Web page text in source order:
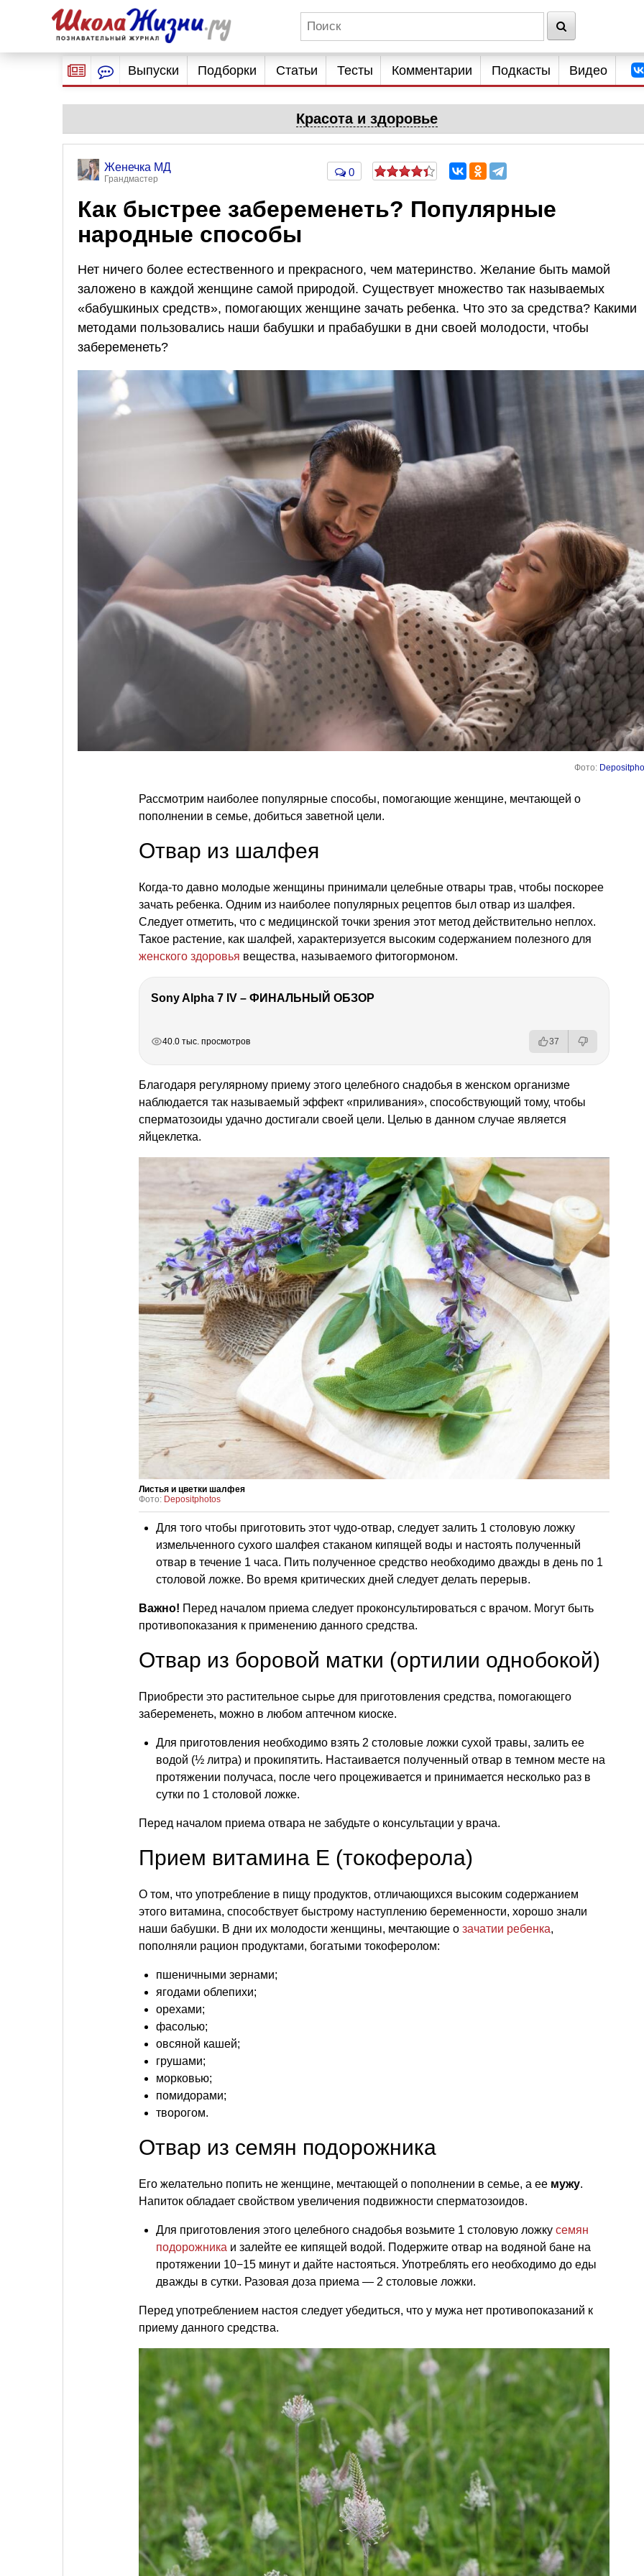
Выпуски Подборки Статьи Тесты Комментарии Подкасты Видео
Красота и здоровье
Женечка МД
Грандмастер
0
Как быстрее забеременеть? Популярные
народные способы
Нет ничего более естественного и прекрасного, чем материнство. Желание быть мамой
заложено в каждой женщине самой природой. Существует множество так называемых
«бабушкиных средств», помогающих женщине зачать ребенка. Что это за средства? Какими
методами пользовались наши бабушки и прабабушки в дни своей молодости, чтобы
забеременеть?
Фото:
Рассмотрим наиболее популярные способы, помогающие женщине, мечтающей о
пополнении в семье, добиться заветной цели.
Отвар из шалфея
Когда-то давно молодые женщины принимали целебные отвары трав, чтобы поскорее
зачать ребенка. Одним из наиболее популярных рецептов был отвар из шалфея.
Следует отметить, что с медицинской точки зрения этот метод действительно неплох.
Такое растение, как шалфей, характеризуется высоким содержанием полезного для
женского здоровья вещества, называемого фитогормоном.
Sony Alpha 7 IV – ФИНАЛЬНЫЙ ОБЗОР
40.0 тыс. просмотров 37
Благодаря регулярному приему этого целебного снадобья в женском организме
наблюдается так называемый эффект «приливания», способствующий тому, чтобы
сперматозоиды удачно достигали своей цели. Целью в данном случае является
яйцеклетка.
Листья и цветки шалфея
Фото: Depositphotos
Для того чтобы приготовить этот чудо-отвар, следует залить 1 столовую ложку
измельченного сухого шалфея стаканом кипящей воды и настоять полученный
отвар в течение 1 часа. Пить полученное средство необходимо дважды в день по 1
столовой ложке. Во время критических дней следует делать перерыв.
Важно! Перед началом приема следует проконсультироваться с врачом. Могут быть
противопоказания к применению данного средства.
Отвар из боровой матки (ортилии однобокой)
Приобрести это растительное сырье для приготовления средства, помогающего
забеременеть, можно в любом аптечном киоске.
Для приготовления необходимо взять 2 столовые ложки сухой травы, залить ее
водой (½ литра) и прокипятить. Настаивается полученный отвар в темном месте на
протяжении получаса, после чего процеживается и принимается несколько раз в
сутки по 1 столовой ложке.
Перед началом приема отвара не забудьте о консультации у врача.
Прием витамина Е (токоферола)
О том, что употребление в пищу продуктов, отличающихся высоким содержанием
этого витамина, способствует быстрому наступлению беременности, хорошо знали
наши бабушки. В дни их молодости женщины, мечтающие о зачатии ребенка,
пополняли рацион продуктами, богатыми токоферолом:
пшеничными зернами;
ягодами облепихи;
орехами;
фасолью;
овсяной кашей;
грушами;
морковью;
помидорами;
творогом.
Отвар из семян подорожника
Его желательно попить не женщине, мечтающей о пополнении в семье, а ее мужу.
Напиток обладает свойством увеличения подвижности сперматозоидов.
Для приготовления этого целебного снадобья возьмите 1 столовую ложку семян
подорожника и залейте ее кипящей водой. Подержите отвар на водяной бане на
протяжении 10−15 минут и дайте настояться. Употреблять его необходимо до еды
дважды в сутки. Разовая доза приема — 2 столовые ложки.
Перед употреблением настоя следует убедиться, что у мужа нет противопоказаний к
приему данного средства.